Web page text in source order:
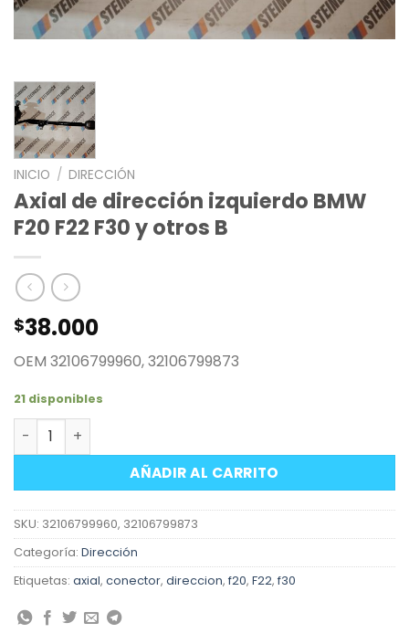
INICIO / DIRECCIÓN
Axial de dirección izquierdo BMW
F20 F22 F30 y otros B
$38.000
OEM 32106799960, 32106799873
21 disponibles
Axial de dirección izquierdo BMW F20 F22 F30 y otros B
AÑADIR AL CARRITO
SKU: 32106799960, 32106799873
Categoría: Dirección
Etiquetas: axial, conector, direccion, f20, F22, f30